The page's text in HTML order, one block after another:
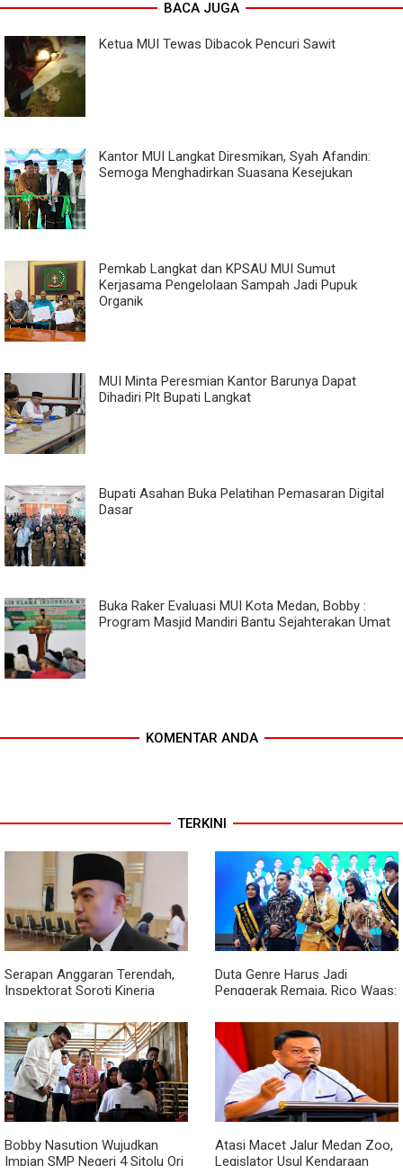
BACA JUGA
Ketua MUI Tewas Dibacok Pencuri Sawit
Kantor MUI Langkat Diresmikan, Syah Afandin:
Semoga Menghadirkan Suasana Kesejukan
Pemkab Langkat dan KPSAU MUI Sumut
Kerjasama Pengelolaan Sampah Jadi Pupuk
Organik
MUI Minta Peresmian Kantor Barunya Dapat
Dihadiri Plt Bupati Langkat
Bupati Asahan Buka Pelatihan Pemasaran Digital
Dasar
Buka Raker Evaluasi MUI Kota Medan, Bobby :
Program Masjid Mandiri Bantu Sejahterakan Umat
KOMENTAR ANDA
TERKINI
Serapan Anggaran Terendah,
Inspektorat Soroti Kinerja
Duta Genre Harus Jadi
Penggerak Remaja, Rico Waas:
Acara
Bobby Nasution Wujudkan
Impian SMP Negeri 4 Sitolu Ori
Atasi Macet Jalur Medan Zoo,
Legislator Usul Kendaraan